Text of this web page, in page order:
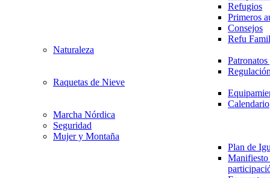
Refugios
Primeros
Consejos
Refu
Naturaleza
Raquetas de Nieve
Calendario
Marcha Nórdica
Seguridad
Mujer y Montaña
Plan de